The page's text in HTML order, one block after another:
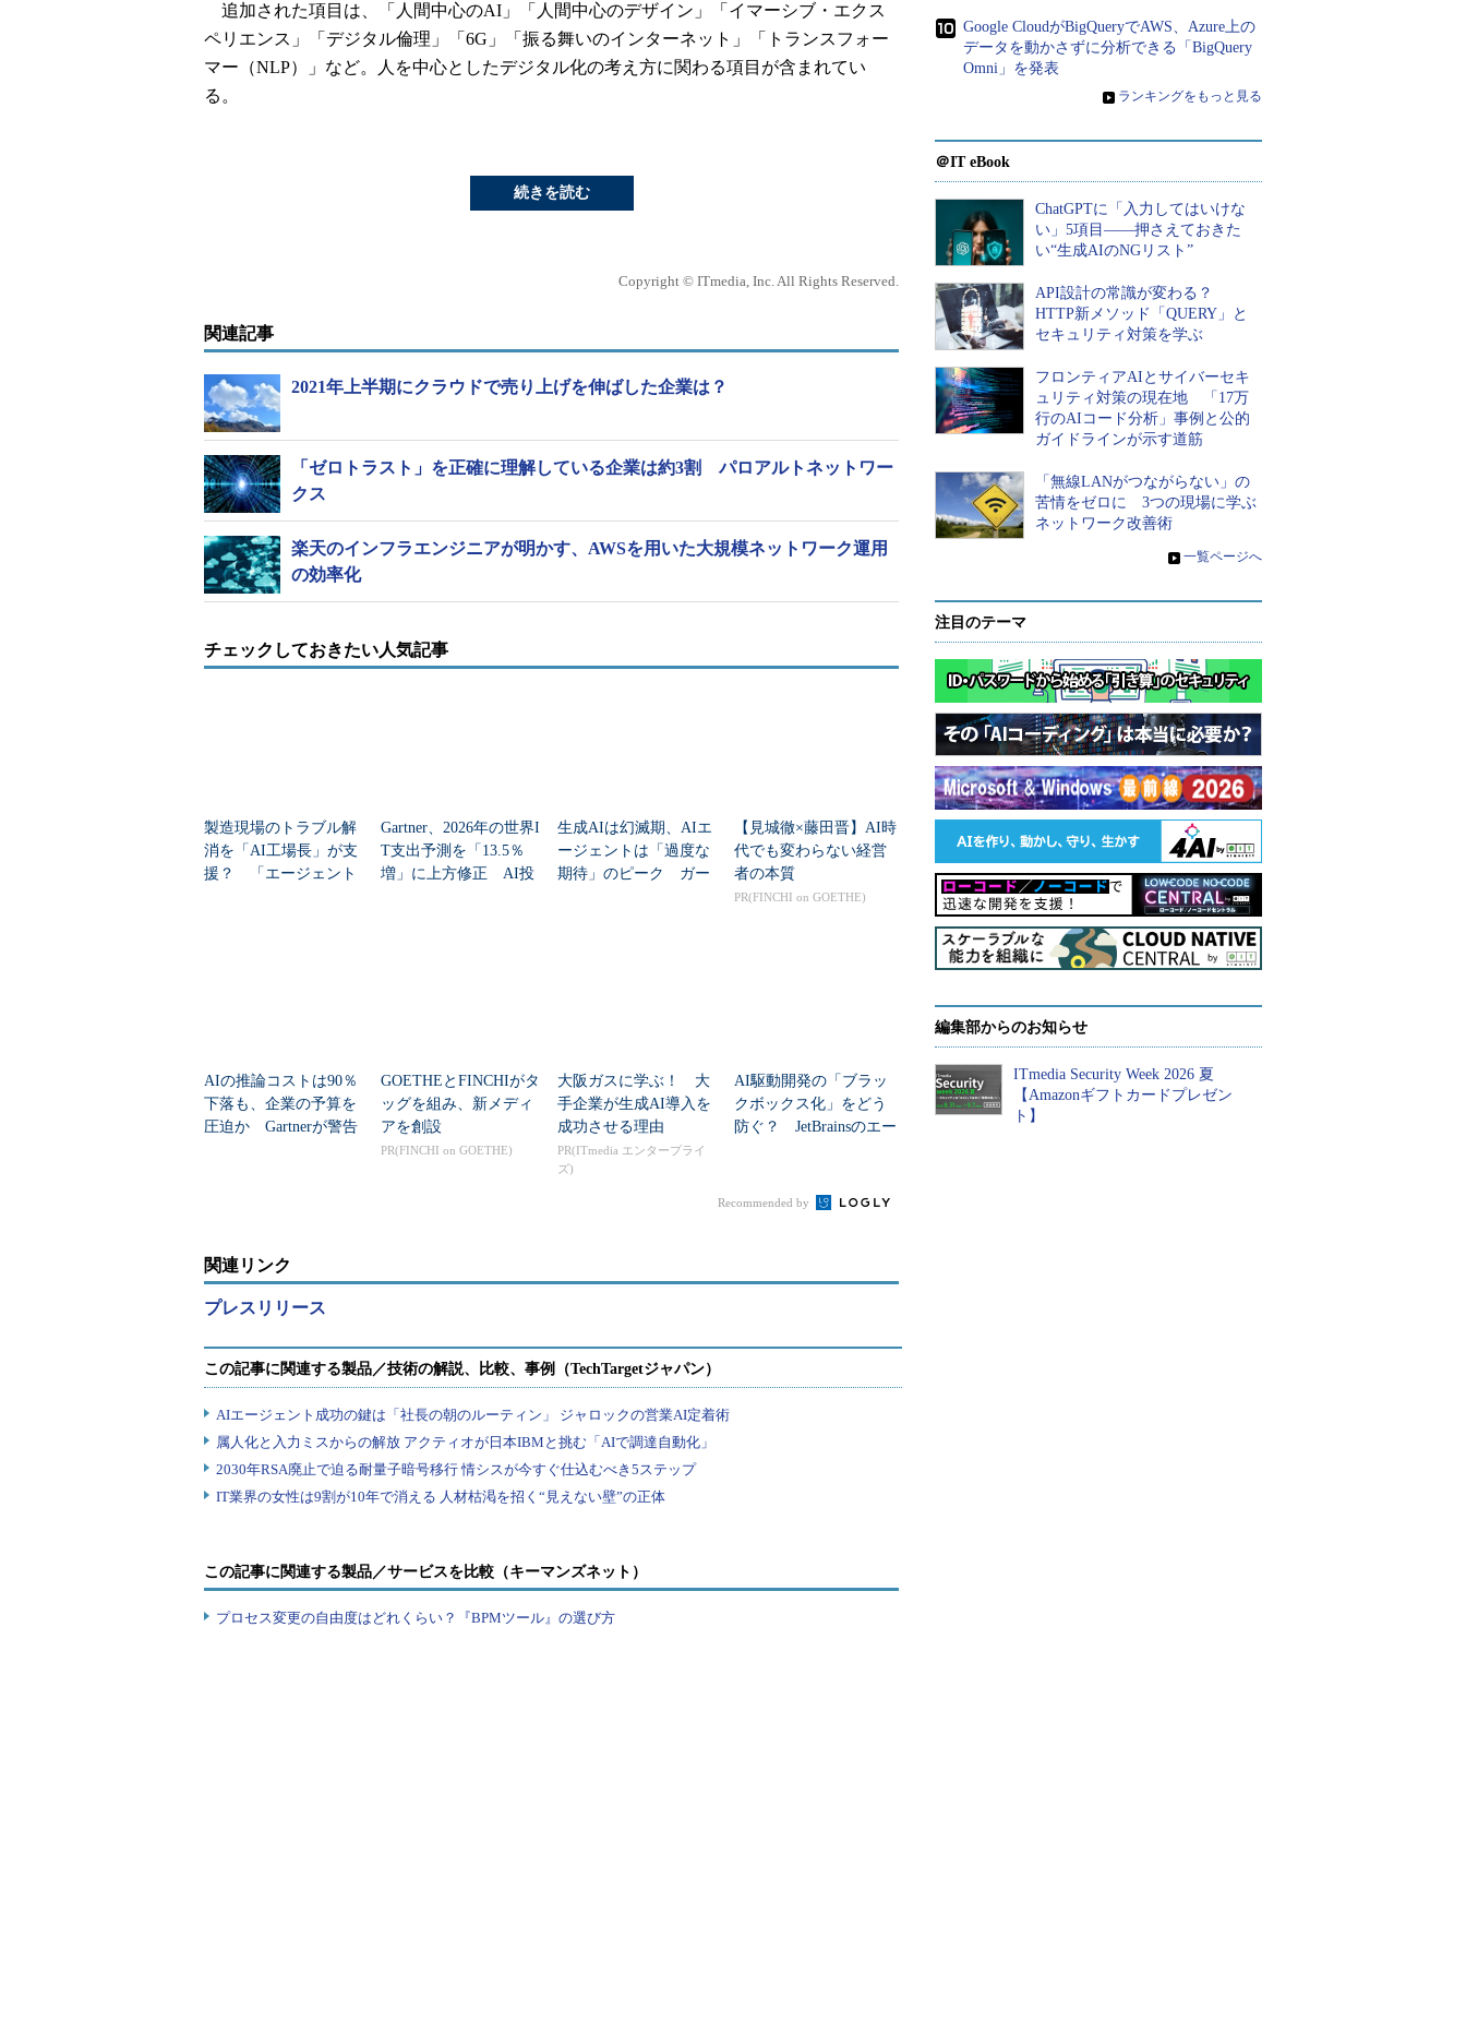
追加された項目は、「人間中心のAI」「人間中心のデザイン」「イマーシブ・エクス
ペリエンス」「デジタル倫理」「6G」「振る舞いのインターネット」「トランスフォー
マー（NLP）」など。人を中心としたデジタル化の考え方に関わる項目が含まれてい
る。
続きを読む
Copyright © ITmedia, Inc. All Rights Reserved.
関連記事
2021年上半期にクラウドで売り上げを伸ばした企業は？
「ゼロトラスト」を正確に理解している企業は約3割 パロアルトネットワー
クス
楽天のインフラエンジニアが明かす、AWSを用いた大規模ネットワーク運用
の効率化
チェックしておきたい人気記事
製造現場のトラブル解
消を「AI工場長」が支
援？ 「エージェント
Gartner、2026年の世界I
T支出予測を「13.5％
増」に上方修正 AI投
生成AIは幻滅期、AIエ
ージェントは「過度な
期待」のピーク ガー
【見城徹×藤田晋】AI時
代でも変わらない経営
者の本質
PR(FINCHI on GOETHE)
AIの推論コストは90％
下落も、企業の予算を
圧迫か Gartnerが警告
GOETHEとFINCHIがタ
ッグを組み、新メディ
アを創設
PR(FINCHI on GOETHE)
大阪ガスに学ぶ！ 大
手企業が生成AI導入を
成功させる理由
PR(ITmedia エンタープライ
ズ)
AI駆動開発の「ブラッ
クボックス化」をどう
防ぐ？ JetBrainsのエー
Recommended by
関連リンク
プレスリリース
この記事に関連する製品／サービスを比較（キーマンズネット）
プロセス変更の自由度はどれくらい？『BPMツール』の選び方
Google CloudがBigQueryでAWS、Azure上の
データを動かさずに分析できる「BigQuery
Omni」を発表
» ランキングをもっと見る
＠IT eBook
ChatGPTに「入力してはいけな
い」5項目――押さえておきた
い“生成AIのNGリスト”
API設計の常識が変わる？
HTTP新メソッド「QUERY」と
セキュリティ対策を学ぶ
フロンティアAIとサイバーセキ
ュリティ対策の現在地 「17万
行のAIコード分析」事例と公的
ガイドラインが示す道筋
「無線LANがつながらない」の
苦情をゼロに 3つの現場に学ぶ
ネットワーク改善術
» 一覧ページへ
注目のテーマ
編集部からのお知らせ
ITmedia Security Week 2026 夏
【Amazonギフトカードプレゼン
ト】